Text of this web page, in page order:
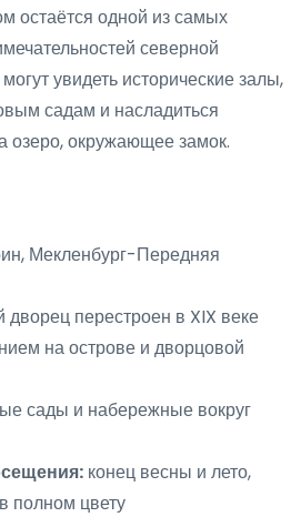
остаётся одной из самых
северной
увидеть исторические залы,
садам и насладиться
озеро, окружающее замок.
Мекленбург-Передняя
перестроен в XIX веке
на острове и дворцовой
сады и набережные вокруг
конец весны и лето,
полном цвету